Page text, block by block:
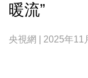
暖流”
央視網 | 2025年11